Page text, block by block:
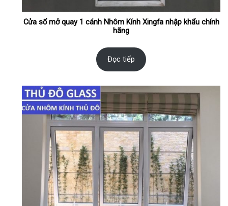
Cửa sổ mở quay 1 cánh Nhôm Kính Xingfa nhập khẩu chính
hãng
Đọc tiếp